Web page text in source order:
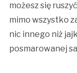
możesz się
mimo wszystko
nic innego niż
posmarowanej